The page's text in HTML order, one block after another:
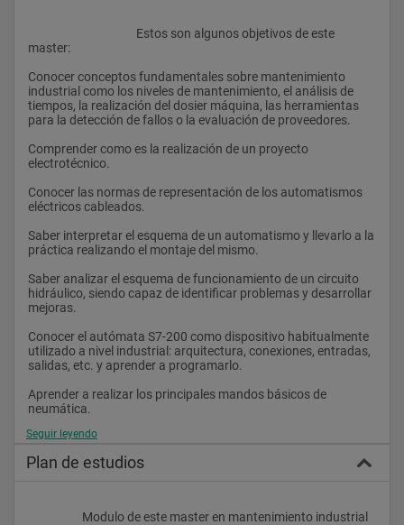
master:
Conocer conceptos fundamentales sobre mantenimiento
industrial como los niveles de mantenimiento, el análisis de
tiempos, la realización del dosier máquina, las herramientas
para la detección de fallos o la evaluación de proveedores.
Comprender como es la realización de un proyecto
electrotécnico.
Conocer las normas de representación de los automatismos
eléctricos cableados.
Saber interpretar el esquema de un automatismo y llevarlo a la
práctica realizando el montaje del mismo.
Saber analizar el esquema de funcionamiento de un circuito
hidráulico, siendo capaz de identificar problemas y desarrollar
mejoras.
Conocer el autómata S7-200 como dispositivo habitualmente
utilizado a nivel industrial: arquitectura, conexiones, entradas,
salidas, etc. y aprender a programarlo.
Aprender a realizar los principales mandos básicos de
neumática.
Conocer distintos sistemas de diseño de circuitos.
Saber realizar e interpretar interconexiones entre distintos
Conocer estándares de las redes de comunicación.
Seguir leyendo
Plan de estudios
                    Modulo de este master en mantenimiento industrial